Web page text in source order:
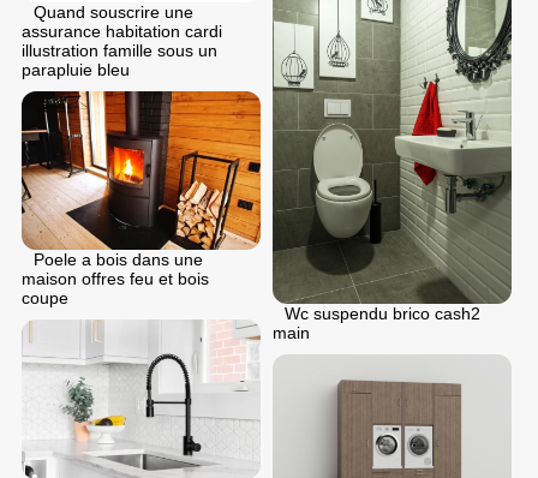
Quand souscrire une
assurance habitation cardi
illustration famille sous un
parapluie bleu
Wc suspendu brico cash2
main
Poele a bois dans une
maison offres feu et bois
coupe